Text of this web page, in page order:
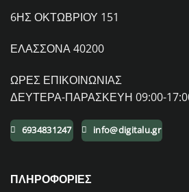
6ΗΣ ΟΚΤΩΒΡΙΟΥ 151
ΕΛΑΣΣΟΝΑ 40200
ΩΡΕΣ ΕΠΙΚΟΙΝΩΝΙΑΣ
ΔΕΥΤΕΡΑ-ΠΑΡΑΣΚΕΥΗ 09:00-
6934831247 info@digitalu.gr
ΠΛΗΡΟΦΟΡΙΕΣ